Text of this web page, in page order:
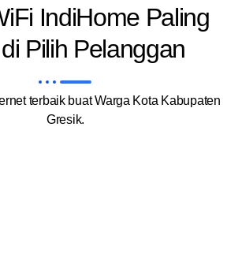
IndiHome Paling
Pilih Pelanggan
terbaik buat Warga Kota Kabupaten
Gresik.